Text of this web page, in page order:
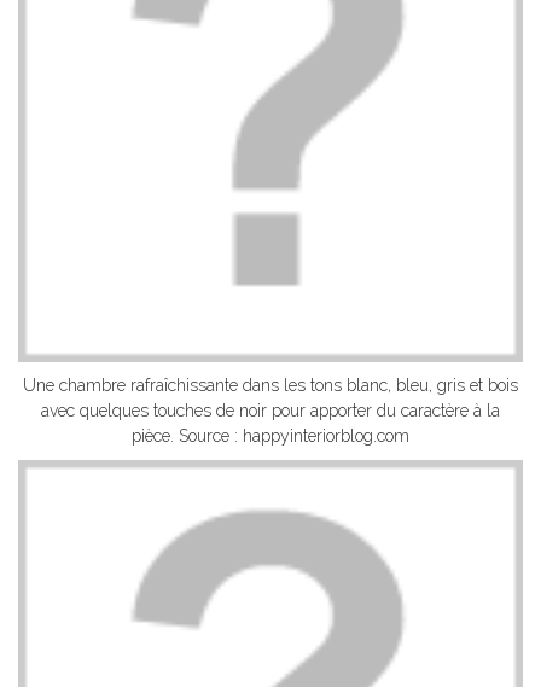
Une chambre rafraîchissante dans les tons blanc, bleu, gris et bois
avec quelques touches de noir pour apporter du caractère à la
pièce. Source : happyinteriorblog.com